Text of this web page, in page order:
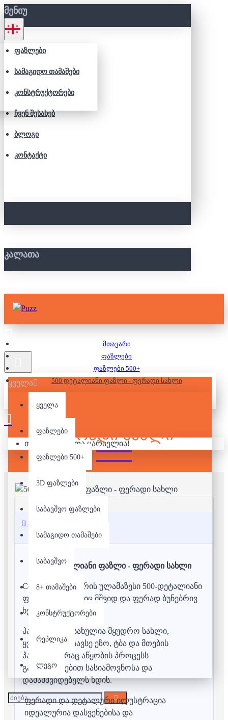
ᲛᲔᲜᲘᲣ
ᲤᲐᲖᲚᲔᲑᲘ
ᲡᲐᲛᲐᲒᲘᲓᲝ ᲗᲐᲛᲐᲨᲔᲑᲘ
ᲙᲝᲜᲡᲢᲠᲣᲥᲢᲝᲠᲔᲑᲘ
ᲩᲕᲔᲜ ᲨᲔᲡᲐᲮᲔᲑ
ᲑᲚᲝᲒᲘ
ᲙᲝᲜᲢᲐᲥᲢᲘ
ᲙᲐᲚᲐᲗᲐ
ყველა
ყველა
ფაზლები
ფაზლები 500+
3D ფაზლები
საბავშვო ფაზლები
სამაგიდო თამაშები
საბავშვო
8+ თამაშები
კონსტრუქტორები
რეპლიკა
ლეგო
თქვენი კალათა ცარიელია!
მთავარი
ფაზლები
ფაზლები 500+
500 დეტალიანი ფაზლი - ფერადი სახლი
500 ᲓᲔᲢᲐᲚᲘᲐᲜᲘ ᲤᲐᲖᲚᲘ -
ᲤᲔᲠᲐᲓᲘ ᲡᲐᲮᲚᲘ
აღწერა
500 დეტალიანი ფაზლი - ფერადი სახლი
Colorful Cottage არის ულამაზესი 500-დეტალიანი
ფაზლი, რომელიც მშვიდ და ფერად ბუნებრივ
ხედს აცოცხლებს.
პაზლზე გამოსახულია მყუდრო სახლი,
ყვავილებით სავსე ეზო, ტბა და მთების
პანორამა, რაც აწყობის პროცესს
განსაკუთრებით სასიამოვნოსა და
დამამშვიდებელს ხდის.
ფერადი და დეტალური ილუსტრაცია
იდეალურია დასვენებისა და